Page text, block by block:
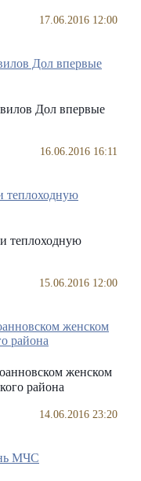
17.06.2016 12:00
Дол впервые
16.06.2016 16:11
теплоходную
15.06.2016 12:00
женском
района
14.06.2016 23:20